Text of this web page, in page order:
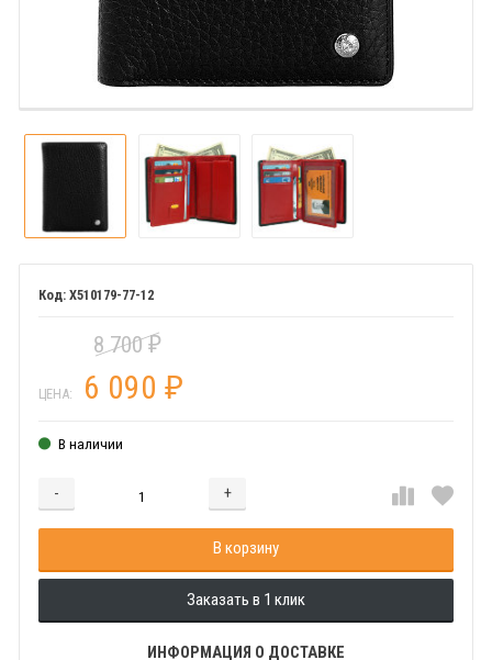
X510179-77-12
8 700₽
ЦЕНА: 6 090 ₽
В наличии
- +
Добавляется...
В корзину
Добавлен
Заказать в 1 клик
ИНФОРМАЦИЯ О ДОСТАВКЕ